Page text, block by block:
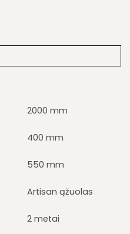
2000 mm
400 mm
550 mm
Artisan ąžuolas
2 metai